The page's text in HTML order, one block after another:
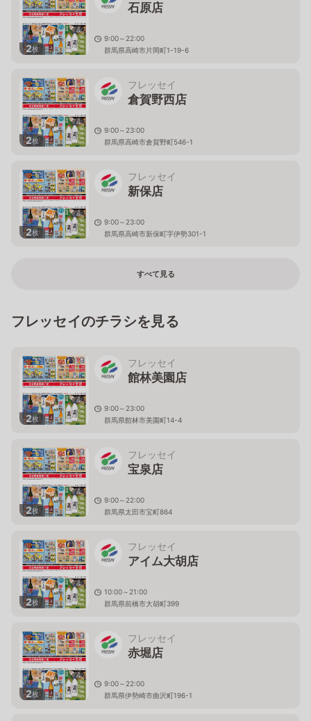
2枚
石原店
9:00～22:00
群馬県高崎市片岡町1-19-6
2枚
フレッセイ
倉賀野西店
9:00～23:00
群馬県高崎市倉賀野町546-1
2枚
フレッセイ
新保店
9:00～23:00
群馬県高崎市新保町字伊勢301-1
すべて見る
フレッセイのチラシを見る
2枚
フレッセイ
館林美園店
9:00～23:00
群馬県館林市美園町14-4
2枚
フレッセイ
宝泉店
9:00～22:00
群馬県太田市宝町864
2枚
フレッセイ
アイム大胡店
10:00～21:00
群馬県前橋市大胡町399
2枚
フレッセイ
赤堀店
9:00～22:00
群馬県伊勢崎市曲沢町196-1